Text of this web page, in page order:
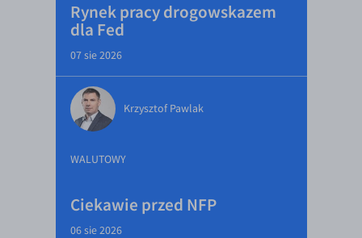
Rynek pracy drogowskazem
dla Fed
07 sie 2026
Krzysztof Pawlak
WALUTOWY
Ciekawie przed NFP
06 sie 2026